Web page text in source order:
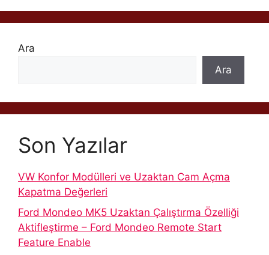
Ara
Ara
Son Yazılar
VW Konfor Modülleri ve Uzaktan Cam Açma
Kapatma Değerleri
Ford Mondeo MK5 Uzaktan Çalıştırma Özelliği
Aktifleştirme – Ford Mondeo Remote Start
Feature Enable